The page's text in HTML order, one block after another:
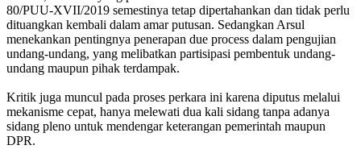
80/PUU-XVII/2019 semestinya tetap dipertahankan dan tidak perlu
dituangkan kembali dalam amar putusan. Sedangkan Arsul
menekankan pentingnya penerapan due process dalam pengujian
undang-undang, yang melibatkan partisipasi pembentuk undang-
undang maupun pihak terdampak.
Kritik juga muncul pada proses perkara ini karena diputus melalui
mekanisme cepat, hanya melewati dua kali sidang tanpa adanya
sidang pleno untuk mendengar keterangan pemerintah maupun
DPR.